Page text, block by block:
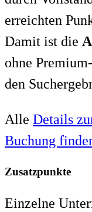
erreichten
Damit ist die
ohne
den
Alle Details
Buchung
Zusatzpunkte
Einzelne